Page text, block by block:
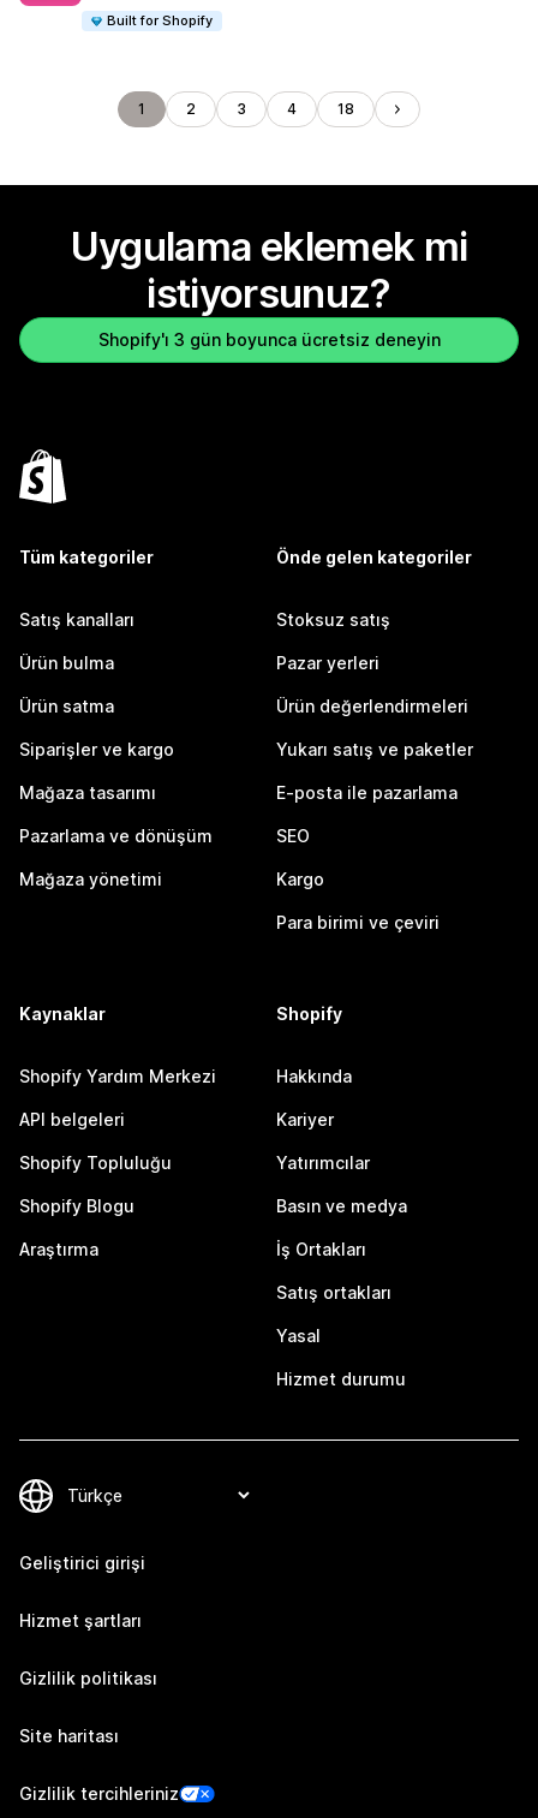
Built for Shopify
1 2 3 4 18
Uygulama eklemek mi
istiyorsunuz?
Shopify'ı 3 gün boyunca ücretsiz deneyin
Tüm kategoriler
Satış kanalları
Ürün bulma
Ürün satma
Siparişler ve kargo
Mağaza tasarımı
Pazarlama ve dönüşüm
Mağaza yönetimi
Önde gelen kategoriler
Stoksuz satış
Pazar yerleri
Ürün değerlendirmeleri
Yukarı satış ve paketler
E-posta ile pazarlama
SEO
Kargo
Para birimi ve çeviri
Kaynaklar
Shopify Yardım Merkezi
API belgeleri
Shopify Topluluğu
Shopify Blogu
Araştırma
Shopify
Hakkında
Kariyer
Yatırımcılar
Basın ve medya
İş Ortakları
Satış ortakları
Yasal
Hizmet durumu
Geliştirici girişi
Hizmet şartları
Gizlilik politikası
Site haritası
Gizlilik tercihleriniz